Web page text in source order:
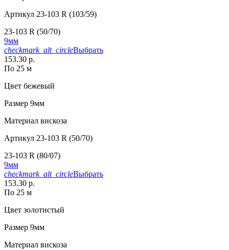
Артикул 23-103 R (103/59)
23-103 R (50/70)
9мм
checkmark_alt_circleВыбрать
153.30 р.
По 25 м
Цвет бежевый
Размер 9мм
Материал вискоза
Артикул 23-103 R (50/70)
23-103 R (80/07)
9мм
checkmark_alt_circleВыбрать
153.30 р.
По 25 м
Цвет золотистый
Размер 9мм
Материал вискоза